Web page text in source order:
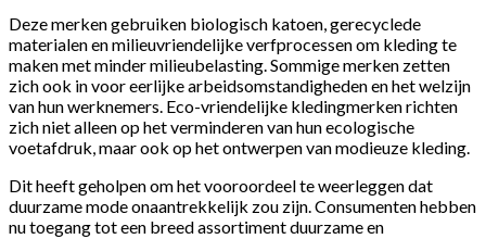
Deze merken gebruiken biologisch katoen, gerecyclede
materialen en milieuvriendelijke verfprocessen om kleding te
maken met minder milieubelasting. Sommige merken zetten
zich ook in voor eerlijke arbeidsomstandigheden en het welzijn
van hun werknemers. Eco-vriendelijke kledingmerken richten
zich niet alleen op het verminderen van hun ecologische
voetafdruk, maar ook op het ontwerpen van modieuze kleding.
Dit heeft geholpen om het vooroordeel te weerleggen dat
duurzame mode onaantrekkelijk zou zijn. Consumenten hebben
nu toegang tot een breed assortiment duurzame en